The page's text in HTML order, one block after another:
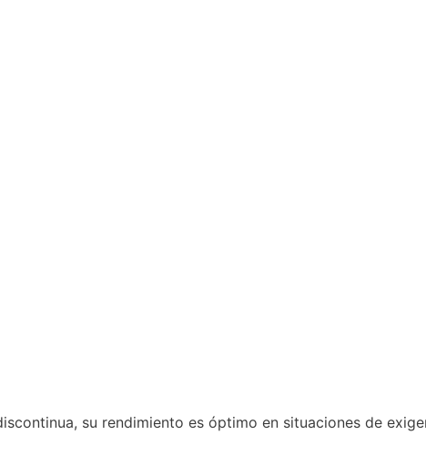
su rendimiento es óptimo en situaciones de